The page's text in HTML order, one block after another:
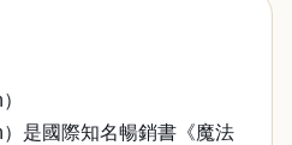
是國際知名暢銷書《魔法